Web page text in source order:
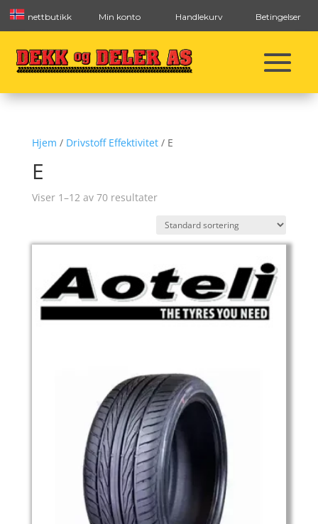
nettbutikk Min konto Handlekurv Betingelser
Hjem / Drivstoff Effektivitet/ E
E
Viser 1–12 av 70 resultater